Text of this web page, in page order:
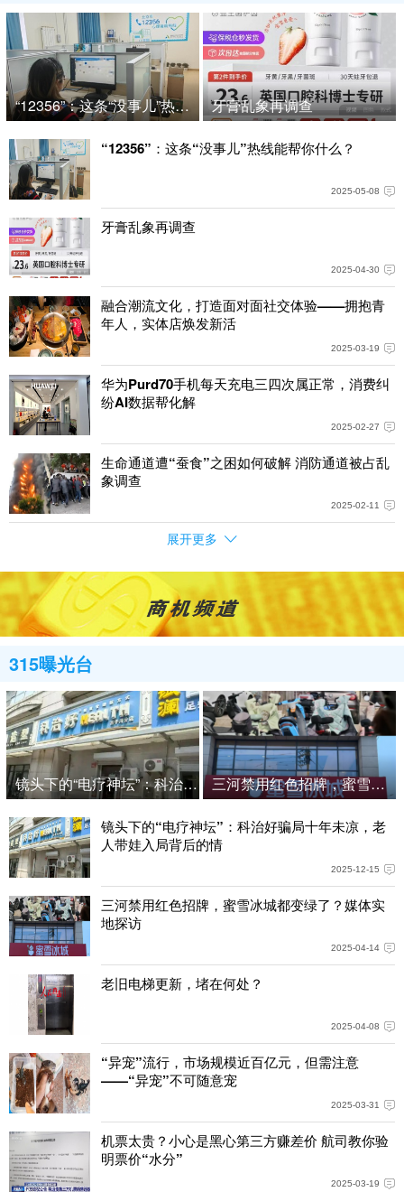
“12356”：这条“没事儿”热线能帮你什么？
牙膏乱象再调查
“12356”：这条“没事儿”热线能帮你什么？
2025-05-08
牙膏乱象再调查
2025-04-30
融合潮流文化，打造面对面社交体验——拥抱青
年人，实体店焕发新活
2025-03-19
华为Purd70手机每天充电三四次属正常，消费纠
纷AI数据帮化解
2025-02-27
生命通道遭“蚕食”之困如何破解 消防通道被占乱
象调查
2025-02-11
展开更多
315曝光台
镜头下的“电疗神坛”：科治好骗局十年未凉，老人带娃入局
三河禁用红色招牌，蜜雪冰
镜头下的“电疗神坛”：科治好骗局十年未凉，老
人带娃入局背后的情
2025-12-15
三河禁用红色招牌，蜜雪冰城都变绿了？媒体实
地探访
2025-04-14
老旧电梯更新，堵在何处？
2025-04-08
“异宠”流行，市场规模近百亿元，但需注意
——“异宠”不可随意宠
2025-03-31
机票太贵？小心是黑心第三方赚差价 航司教你验
明票价“水分”
2025-03-19